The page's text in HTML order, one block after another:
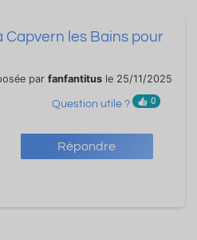
Répondre
Capvern les Bains pour
par fanfantitus le 25/11/2025
Question utile ? 0